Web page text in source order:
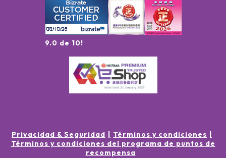
9.0 de 10!
Privacidad & Seguridad
Términos y condiciones
Términos y condiciones del programa de puntos de
recompensa